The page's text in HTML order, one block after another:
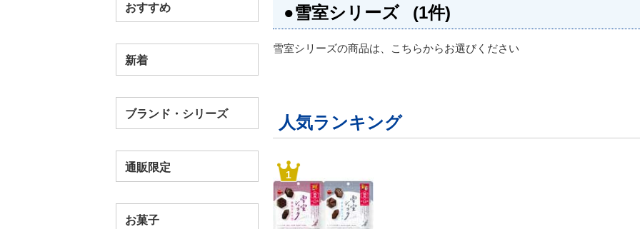
おすすめ
新着
ブランド・シリーズ
通販限定
お菓子
●雪室シリーズ (1件)
雪室シリーズの商品は、こちらからお選びください
人気ランキング
1